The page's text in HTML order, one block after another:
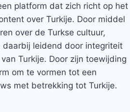
platform dat zich richt op het
over Turkije. Door middel
over de Turkse cultuur,
daarbij leidend door integriteit
Turkije. Door zijn toewijding
om te vormen tot een
met betrekking tot Turkije.